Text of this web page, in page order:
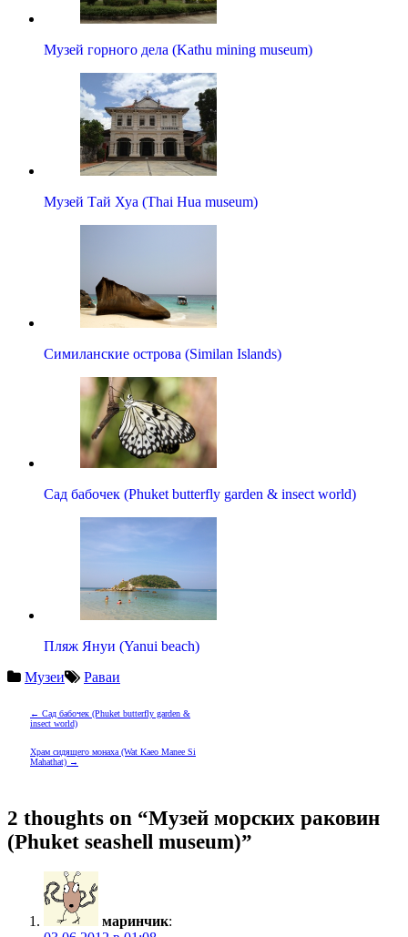
Музей горного дела (Kathu mining museum)
Музей Тай Хуа (Thai Hua museum)
Симиланские острова (Similan Islands)
Сад бабочек (Phuket butterfly garden & insect world)
Пляж Януи (Yanui beach)
Музеи
Раваи
Навигация
записям
← Сад бабочек (Phuket butterfly garden &
insect world)
Храм сидящего монаха (Wat Kaeo Manee Si
Mahathat) →
2 thoughts on “Музей морских раковин
(Phuket seashell museum)”
маринчик: